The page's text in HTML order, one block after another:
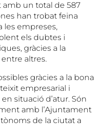
amb un total de 587
han trobat feina
les empreses,
els dubtes i
gràcies a la
altres.
gràcies a la bona
empresarial i
situació d’atur. Són
amb l’Ajuntament
de la ciutat a